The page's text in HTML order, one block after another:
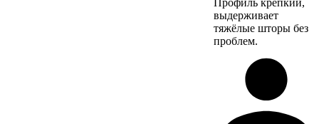
Профиль крепкий,
выдерживает
тяжёлые шторы без
проблем.